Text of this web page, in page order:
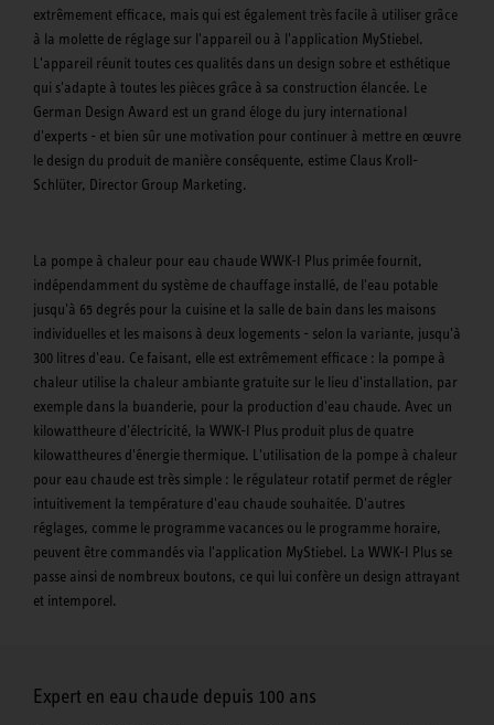
extrêmement efficace, mais qui est également très facile à utiliser grâce
à la molette de réglage sur l'appareil ou à l'application MyStiebel.
L'appareil réunit toutes ces qualités dans un design sobre et esthétique
qui s'adapte à toutes les pièces grâce à sa construction élancée. Le
German Design Award est un grand éloge du jury international
d'experts - et bien sûr une motivation pour continuer à mettre en œuvre
le design du produit de manière conséquente, estime Claus Kroll-
Schlüter, Director Group Marketing.
La pompe à chaleur pour eau chaude WWK-I Plus primée fournit,
indépendamment du système de chauffage installé, de l'eau potable
jusqu'à 65 degrés pour la cuisine et la salle de bain dans les maisons
individuelles et les maisons à deux logements - selon la variante, jusqu'à
300 litres d'eau. Ce faisant, elle est extrêmement efficace : la pompe à
chaleur utilise la chaleur ambiante gratuite sur le lieu d'installation, par
exemple dans la buanderie, pour la production d'eau chaude. Avec un
kilowattheure d'électricité, la WWK-I Plus produit plus de quatre
kilowattheures d'énergie thermique. L'utilisation de la pompe à chaleur
pour eau chaude est très simple : le régulateur rotatif permet de régler
intuitivement la température d'eau chaude souhaitée. D'autres
réglages, comme le programme vacances ou le programme horaire,
peuvent être commandés via l'application MyStiebel. La WWK-I Plus se
passe ainsi de nombreux boutons, ce qui lui confère un design attrayant
et intemporel.
Expert en eau chaude depuis 100 ans